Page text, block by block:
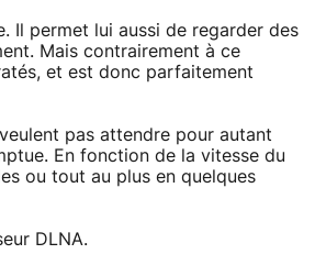
Il permet lui aussi de regarder des
Mais contrairement à ce
et est donc parfaitement
pas attendre pour autant
En fonction de la vitesse du
ou tout au plus en quelques
DLNA.